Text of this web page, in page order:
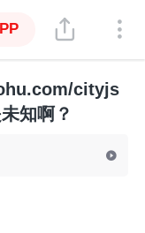
cityjs
知啊？